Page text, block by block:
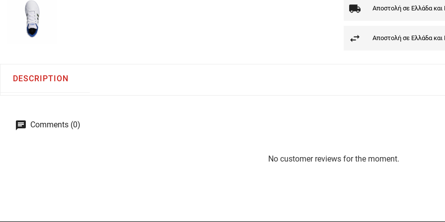
Αποστολή σε Ελλάδα και
Αποστολή σε Ελλάδα και
DESCRIPTION
Comments (0)
No customer reviews for the moment.